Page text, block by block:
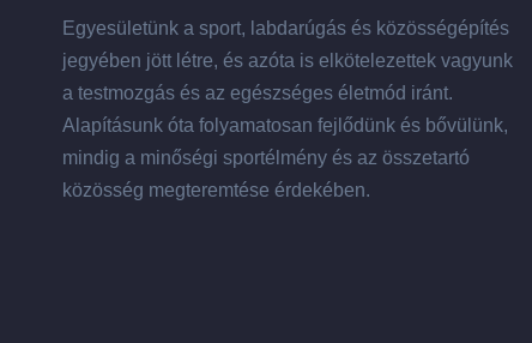
Egyesületünk a sport, labdarúgás és közösségépítés
jegyében jött létre, és azóta is elkötelezettek vagyunk
a testmozgás és az egészséges életmód iránt.
Alapításunk óta folyamatosan fejlődünk és bővülünk,
mindig a minőségi sportélmény és az összetartó
közösség megteremtése érdekében.